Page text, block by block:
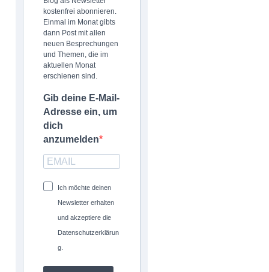
kostenfrei abonnieren.
Einmal im Monat gibts
dann Post mit allen
neuen Besprechungen
und Themen, die im
aktuellen Monat
erschienen sind.
Gib deine E-Mail-
Adresse ein, um
dich
anzumelden
Ich möchte deinen
Newsletter erhalten
und akzeptiere die
Datenschutzerklärun
g.